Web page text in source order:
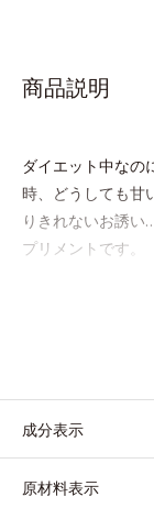
商品説明
ダイエット中なの
時、どうしても甘
りきれないお誘
プリメントです。
いる健康果実「
1日の目安量は2粒
女性のためのおま
成分表示
原材料表示